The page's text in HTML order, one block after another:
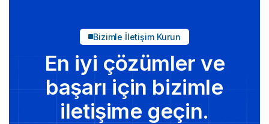
Bizimle İletişim Kurun
En iyi çözümler ve
başarı için bizimle
iletişime geçin.